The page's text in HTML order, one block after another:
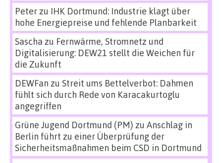
Peterzu IHK Dortmund: Industrie klagt über
hohe Energiepreise und fehlende Planbarkeit
Sascha zu Fernwärme, Stromnetz und
Digitalisierung: DEW21 stellt die Weichen für
die Zukunft
DEWFan zu Streit ums Bettelverbot: Dahmen
fühlt sich durch Rede von Karacakurtoglu
angegriffen
Grüne Jugend Dortmund (PM) zu Anschlag in
Berlin führt zu einer Überprüfung der
Sicherheitsmaßnahmen beim CSD in Dortmund